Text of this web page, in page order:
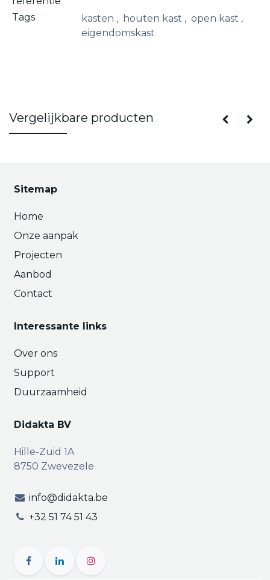
Tags kasten , houten kast , open kast ,
eigendomskast
Vergelijkbare producten
Sitemap
Home
Onze aanpak
Projecten
Aanbod
Contact
Interessante links
Over ons
Support
Duurzaamheid
Didakta BV
Hille-Zuid 1A
8750 Zwevezele
info@didakta.be
+32 51 74 51 43